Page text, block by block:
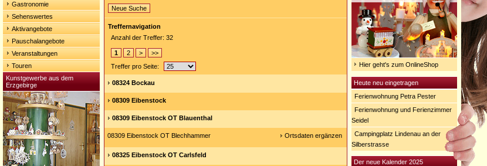
Gastronomie
Sehenswertes
Aktivangebote
Pauschalangebote
Veranstaltungen
Touren
Kunstgewerbe aus dem
Erzgebirge
Neue Suche
Treffernavigation
Anzahl der Treffer: 32
1 2 >
>>
Treffer pro Seite:
08324 Bockau
08309 Eibenstock
08309 Eibenstock OT Blauenthal
08309 Eibenstock OT Blechhammer Ortsdaten ergänzen
08325 Eibenstock OT Carlsfeld
Hier geht's zum OnlineShop
Heute neu eingetragen
Ferienwohnung Petra Pester
Ferienwohnung und Ferienzimmer
Seidel
Campingplatz Lindenau an der
Silberstrasse
Der neue Kalender 2025